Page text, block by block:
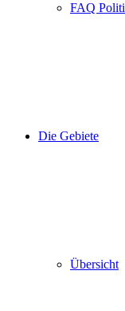
FAQ
Die Gebiete
Übersicht